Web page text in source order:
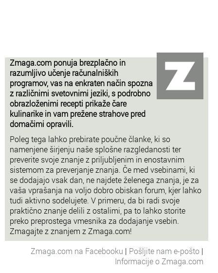
Zmaga.com ponuja brezplačno in
razumljivo učenje računalniških
programov, vas na enkraten način spozna
z različnimi svetovnimi jeziki, s podrobno
obrazloženimi recepti prikaže čare
kulinarike in vam prežene strahove pred
domačimi opravili.
Poleg tega lahko prebirate poučne članke, ki so
namenjene širjenju naše splošne razgledanosti ter
preverite svoje znanje z priljubljenim in enostavnim
sistemom za preverjanje znanja. Če med vsebinami, ki
se dodajajo vsak dan, ne najdete želenega znanja, je za
vaša vprašanja na voljo dobro obiskan forum, kjer lahko
tudi aktivno sodelujete. V primeru, da bi radi svoje
praktično znanje delili z ostalimi, pa to lahko storite
preko preprostega vmesnika za dodajanje vsebin.
Zmagajte z znanjem z Zmaga.com!
Zmaga.com na Facebooku | Pošljite nam e-pošto |
Informacije o Zmaga.com